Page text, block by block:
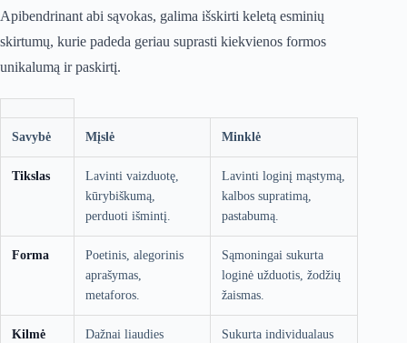
Apibendrinant abi sąvokas, galima išskirti keletą esminių
skirtumų, kurie padeda geriau suprasti kiekvienos formos
unikalumą ir paskirtį.
Savybė Mįslė Minklė
Tikslas
Lavinti vaizduotę,
kūrybiškumą,
perduoti išmintį.
Lavinti loginį mąstymą,
kalbos supratimą,
pastabumą.
Forma
Poetinis, alegorinis
aprašymas,
metaforos.
Sąmoningai sukurta
loginė užduotis, žodžių
žaismas.
Kilmė
Dažnai liaudies
Sukurta individualaus